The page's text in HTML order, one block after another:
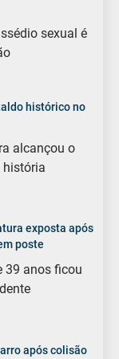
sexual é
histórico no
alcançou o
história
exposta após
poste
39 anos ficou
após colisão